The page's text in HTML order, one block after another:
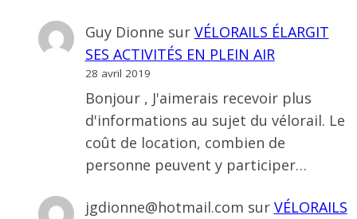
Guy Dionne sur VÉLORAILS ÉLARGIT
SES ACTIVITÉS EN PLEIN AIR
28 avril 2019
Bonjour , J'aimerais recevoir plus
d'informations au sujet du vélorail. Le
coût de location, combien de
personne peuvent y participer…
jgdionne@hotmail.com sur VÉLORAILS